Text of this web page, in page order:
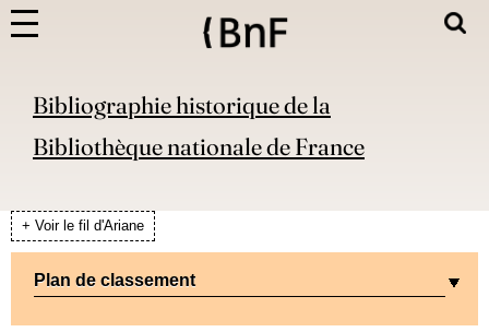
Bibliographie historique de la
Bibliothèque nationale de France
+ Voir le fil d'Ariane
Plan de classement